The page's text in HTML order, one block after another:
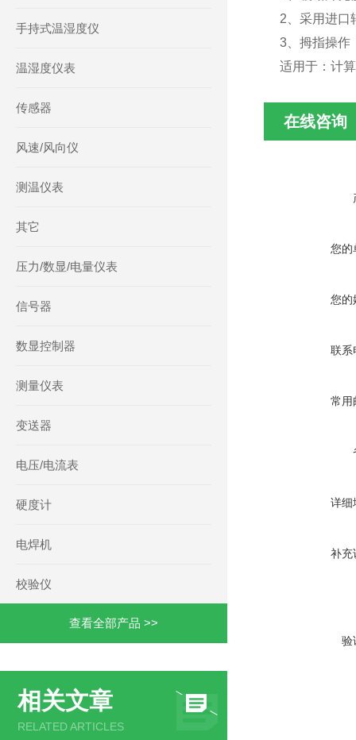
手持式温湿度仪
温湿度仪表
传感器
风速/风向仪
测温仪表
其它
压力/数显/电量仪表
信号器
数显控制器
测量仪表
变送器
电压/电流表
硬度计
电焊机
校验仪
查看全部产品 >>
相关文章
RELATED ARTICLES
2、采用进
3、拇指操作
适用于：计
在线咨询
您的
您的
联系
常用
详细
补充
验